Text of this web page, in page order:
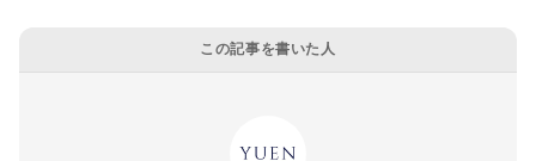
この記事を書いた人